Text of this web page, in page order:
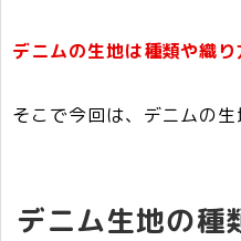
デニムの生地は種類や織
そこで今回は、デニムの生
デニム生地の種